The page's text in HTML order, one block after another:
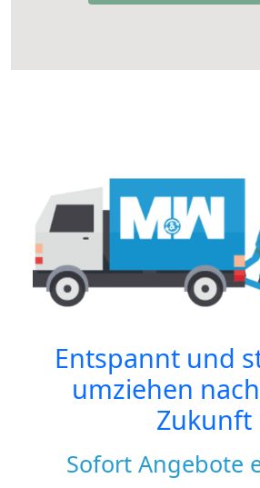
Entspannt und
umziehen nach
Zukunft
Sofort Angebote